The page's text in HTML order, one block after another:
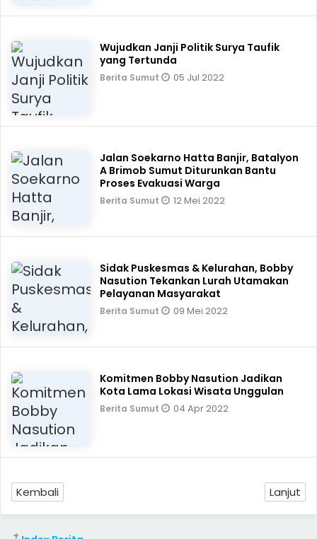
Wujudkan Janji Politik Surya Taufik
yang Tertunda
Berita Sumut 05 Jul 2022
Jalan Soekarno Hatta Banjir, Batalyon
A Brimob Sumut Diturunkan Bantu
Proses Evakuasi Warga
Berita Sumut 12 Mei 2022
Sidak Puskesmas & Kelurahan, Bobby
Nasution Tekankan Lurah Utamakan
Pelayanan Masyarakat
Berita Sumut 09 Mei 2022
Komitmen Bobby Nasution Jadikan
Kota Lama Lokasi Wisata Unggulan
Berita Sumut 04 Apr 2022
Kembali Lanjut
+